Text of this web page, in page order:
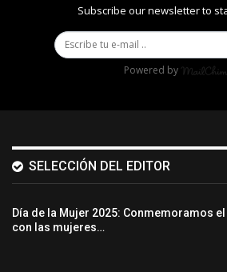
Subscribe our newsletter to
Powered by
SELECCIÓN DEL EDITOR
Día de la Mujer 2025: Conmemoramos el
con las mujeres…